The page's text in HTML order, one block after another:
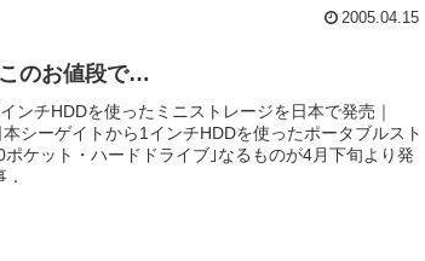
2005.04.15
のお値段で…
ンチHDDを使ったミニストレージを日本で発売｜
シーゲイトから1インチHDDを使ったポータブルスト
ポケット・ハードドライブ｣なるものが4月下旬より発